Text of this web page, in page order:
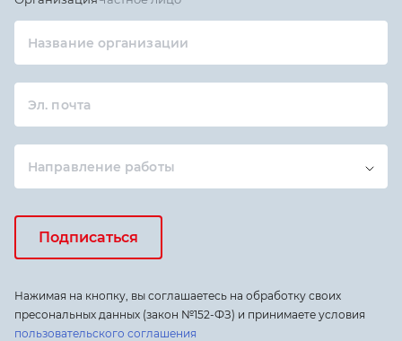
Название организации
Эл. почта
Направление работы
Подписаться
Нажимая на кнопку, вы соглашаетесь на обработку своих
пресональных данных (закон №152-ФЗ) и принимаете условия
пользовательского соглашения